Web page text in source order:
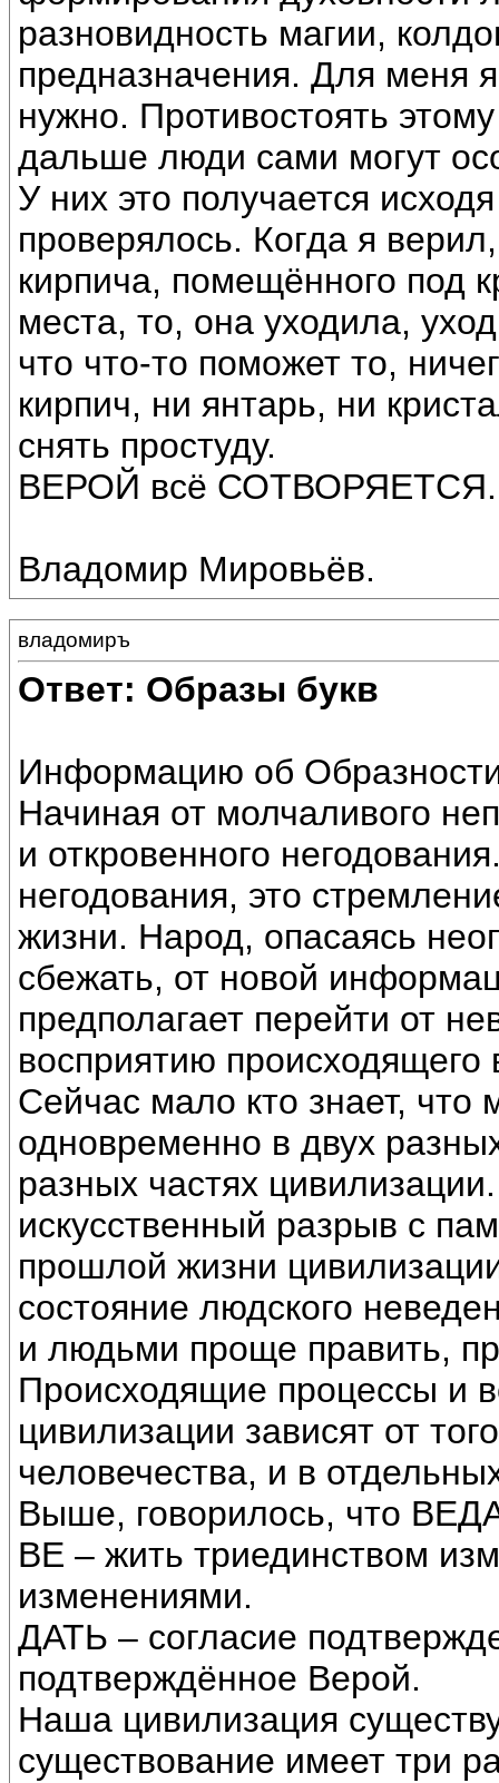
разновидность магии,
предназначения. Для меня
нужно. Противостоять
дальше люди сами могут
У них это получается
проверялось. Когда я
кирпича, помещённого под
места, то, она уходила,
что что-то поможет то,
кирпич, ни янтарь, ни
снять простуду.
ВЕРОЙ всё СОТВОРЯЕТСЯ.
Владомир Мировьёв.
владомиръ
Ответ: Образы букв
Информацию об
Начиная от молчаливого
и откровенного
негодования, это
жизни. Народ, опасаясь
сбежать, от новой
предполагает перейти от
восприятию
Сейчас мало кто знает, что
одновременно в двух
разных частях
искусственный разрыв с
прошлой жизни
состояние людского
и людьми проще править,
Происходящие процессы и
цивилизации зависят от
человечества, и в
Выше, говорилось, что
ВЕ – жить триединством
изменениями.
ДАТЬ – согласие
подтверждённое Верой.
Наша цивилизация
существование имеет три